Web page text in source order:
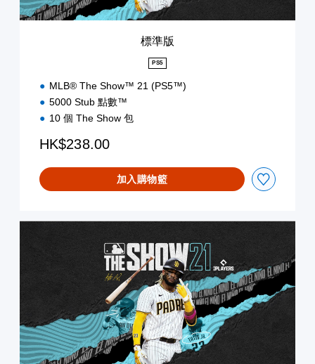
標準版
PS5
MLB® The Show™ 21 (PS5™)
5000 Stub 點數™
10 個 The Show 包
HK$238.00
加入購物籃